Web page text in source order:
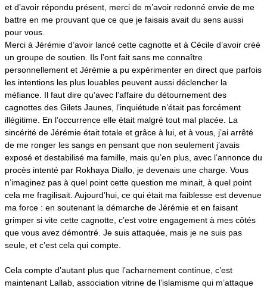
et d’avoir répondu présent, merci de m’avoir redonné envie de me
battre en me prouvant que ce que je faisais avait du sens aussi
pour vous.
Merci à Jérémie d’avoir lancé cette cagnotte et à Cécile d’avoir créé
un groupe de soutien. Ils l’ont fait sans me connaître
personnellement et Jérémie a pu expérimenter en direct que parfois
les intentions les plus louables peuvent aussi déclencher la
méfiance. Il faut dire qu’avec l’affaire du détournement des
cagnottes des Gilets Jaunes, l’inquiétude n’était pas forcément
illégitime. En l’occurrence elle était malgré tout mal placée. La
sincérité de Jérémie était totale et grâce à lui, et à vous, j’ai arrêté
de me ronger les sangs en pensant que non seulement j’avais
exposé et destabilisé ma famille, mais qu’en plus, avec l’annonce du
procès intenté par Rokhaya Diallo, je devenais une charge. Vous
n’imaginez pas à quel point cette question me minait, à quel point
cela me fragilisait. Aujourd’hui, ce qui était ma faiblesse est devenue
ma force : en soutenant la démarche de Jérémie et en faisant
grimper si vite cette cagnotte, c’est votre engagement à mes côtés
que vous avez démontré. Je suis attaquée, mais je ne suis pas
seule, et c’est cela qui compte.
Cela compte d’autant plus que l’acharnement continue, c’est
maintenant Lallab, association vitrine de l’islamisme qui m’attaque